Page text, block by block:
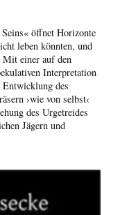
öffnet Horizonte
leben könnten, und
einer auf den
Interpretation
Entwicklung des
›wie von selbst‹
des Urgetreides
Jägern und